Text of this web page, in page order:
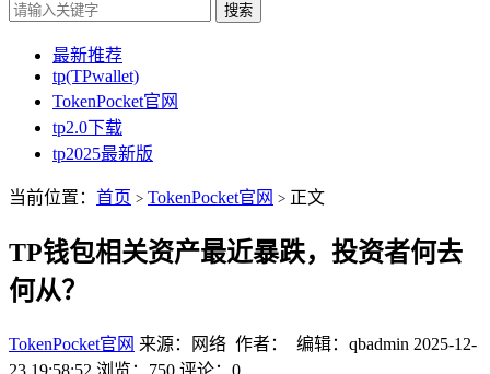
搜索
最新推荐
tp(TPwallet)
TokenPocket官网
tp2.0下载
tp2025最新版
当前位置： 首页 > TokenPocket官网 > 正文
TP钱包相关资产最近暴跌，投资者何去
何从？
TokenPocket官网 来源：网络 作者： 编辑：qbadmin 2025-12-
23 19:58:52 浏览：750 评论：0